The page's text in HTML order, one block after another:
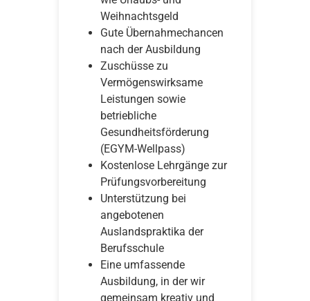
Weihnachtsgeld
Gute Übernahmechancen
nach der Ausbildung
Zuschüsse zu
Vermögenswirksame
Leistungen sowie
betriebliche
Gesundheitsförderung
(EGYM-Wellpass)
Kostenlose Lehrgänge zur
Prüfungsvorbereitung
Unterstützung bei
angebotenen
Auslandspraktika der
Berufsschule
Eine umfassende
Ausbildung, in der wir
gemeinsam kreativ und